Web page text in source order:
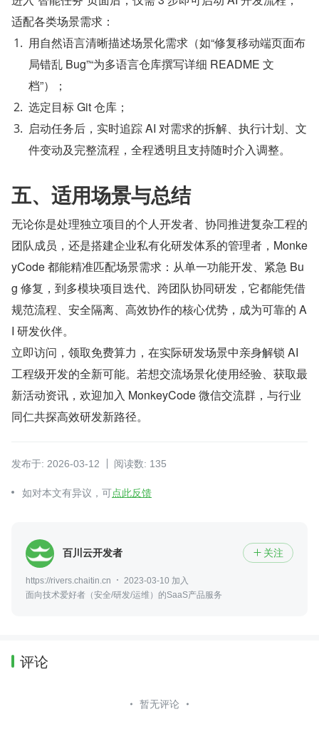
适配各类场景需求：
用自然语言清晰描述场景化需求（如“修复移动端页面布
局错乱 Bug”“为多语言仓库撰写详细 README 文
档”）；
选定目标 Git 仓库；
启动任务后，实时追踪 AI 对需求的拆解、执行计划、文
件变动及完整流程，全程透明且支持随时介入调整。
五、适用场景与总结
无论你是处理独立项目的个人开发者、协同推进复杂工程的
团队成员，还是搭建企业私有化研发体系的管理者，Monke
yCode 都能精准匹配场景需求：从单一功能开发、紧急 Bu
g 修复，到多模块项目迭代、跨团队协同研发，它都能凭借
规范流程、安全隔离、高效协作的核心优势，成为可靠的 A
I 研发伙伴。
立即访问，领取免费算力，在实际研发场景中亲身解锁 AI
工程级开发的全新可能。若想交流场景化使用经验、获取最
新活动资讯，欢迎加入 MonkeyCode 微信交流群，与行业
同仁共探高效研发新路径。
发布于: 2026-03-12 阅读数: 135
如对本文有异议，可点此反馈
百川云开发者  关注
https://rivers.chaitin.cn
2023-03-10 加入
面向技术爱好者（安全/研发/运维）的SaaS产品服务
评论
暂无评论